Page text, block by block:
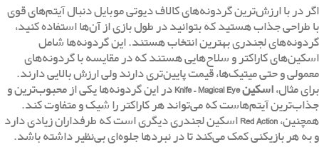
اگر در با ارزش‌ترین گردونه‌های کالاف دیوتی موبایل دنبال آیتم‌های قوی
با طراحی جذاب هستید که بتوانید در طول بازی از آن‌ها استفاده کنید،
گردونه‌های لجندری بهترین انتخاب هستند. این گردونه‌ها شامل
اسکین‌های کاراکتر و سلاح‌هایی هستند که در مقایسه با گردونه‌های
معمولی و حتی میتیک‌ها، قیمت پایین‌تری دارند ولی ارزش بالایی دارند.
برای مثال،اسکینKnife – Magical Eye
در این گردونه‌ها یکی از محبوب‌ترین و
جذاب‌ترین آیتم‌هاست که می‌تواند هر کاراکتر را شیک و متفاوت کند.
همچنین،Red Actionاسکین لجندری دیگری است که طرفداران زیادی دارد
و به هر بازیکنی کمک می‌کند تا در نبردها جلوه‌ای بی‌نظیر داشته باشد.